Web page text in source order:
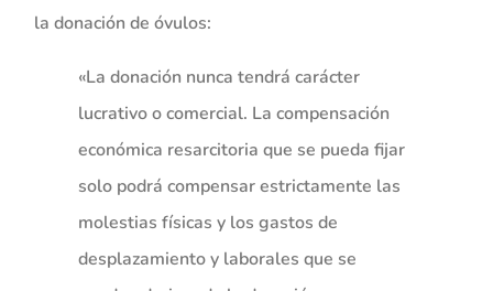
la donación de óvulos:
«La donación nunca tendrá carácter
lucrativo o comercial. La compensación
económica resarcitoria que se pueda fijar
solo podrá compensar estrictamente las
molestias físicas y los gastos de
desplazamiento y laborales que se